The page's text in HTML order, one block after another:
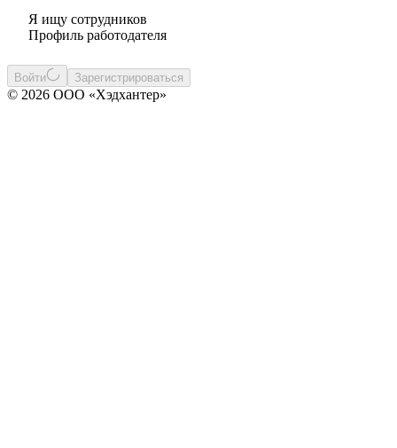
Я ищу сотрудников
Профиль работодателя
Войти Зарегистрироваться
© 2026 ООО «Хэдхантер»